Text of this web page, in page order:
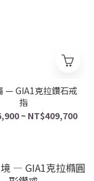
— GIA1克拉鑽石戒
指
~ NT$409,700